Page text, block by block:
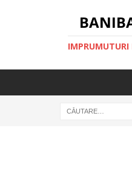
IMPRUMUTURI